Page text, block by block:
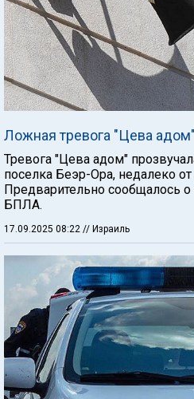
Ложная тревога "Цева
Тревога "Цева адом"
поселка Беэр-Ора, недалеко
Предварительно сообщалось
БПЛА.
17.09.2025 08:22 // Израиль